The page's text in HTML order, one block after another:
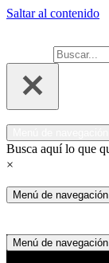
Saltar al contenido
Busca aquí lo que
×
Menú de navegación
Menú de navegación
Ahora compra